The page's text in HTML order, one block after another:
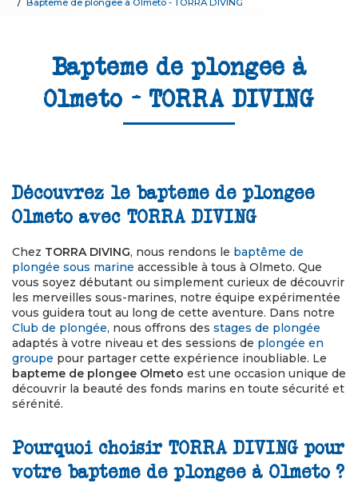
Bapteme de plongee à
Olmeto - TORRA DIVING
Découvrez le bapteme de plongee
Olmeto avec TORRA DIVING
Chez TORRA DIVING, nous rendons le baptême de
plongée sous marine accessible à tous à Olmeto. Que
vous soyez débutant ou simplement curieux de découvrir
les merveilles sous-marines, notre équipe expérimentée
vous guidera tout au long de cette aventure. Dans notre
Club de plongée, nous offrons des stages de plongée
adaptés à votre niveau et des sessions de plongée en
groupe pour partager cette expérience inoubliable. Le
bapteme de plongee Olmeto est une occasion unique de
découvrir la beauté des fonds marins en toute sécurité et
sérénité.
Pourquoi choisir TORRA DIVING pour
votre bapteme de plongee à Olmeto ?